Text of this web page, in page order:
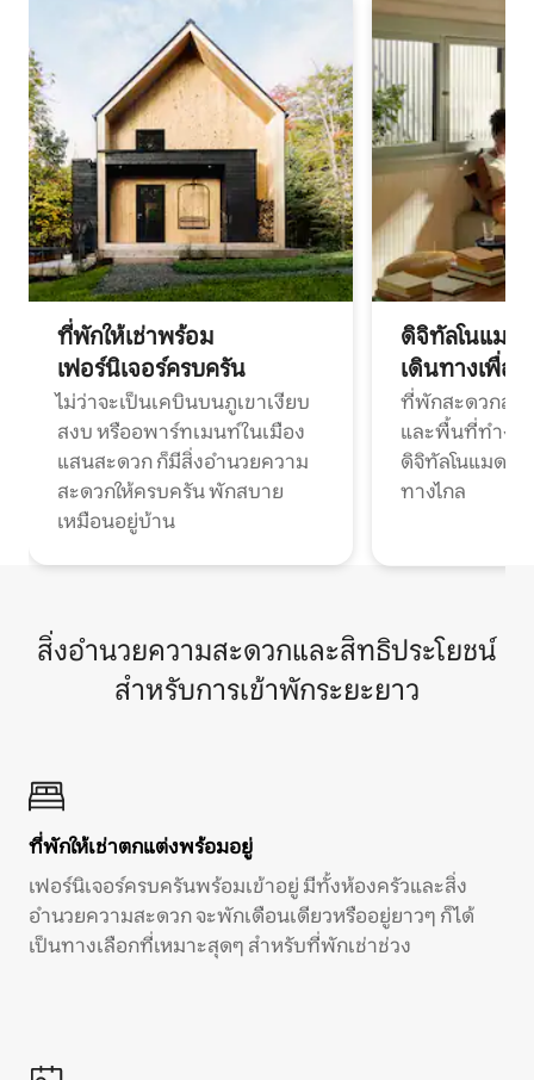
ที่พักให้เช่าพร้อม
เฟอร์นิเจอร์ครบครัน
ไม่ว่าจะเป็นเคบินบนภูเขาเงียบ
สงบ หรืออพาร์ทเมนท์ในเมือง
แสนสะดวก ก็มีสิ่งอำนวยความ
สะดวกให้ครบครัน พักสบาย
เหมือนอยู่บ้าน
ดิจิทัลโนแมด
เดินทางเพื่อ
ที่พักสะดวกสบ
และพื้นที่ทำงา
ดิจิทัลโนแมดแ
ทางไกล
สิ่งอำนวยความสะดวกและสิทธิประโยชน์
สำหรับการเข้าพักระยะยาว
ที่พักให้เช่าตกแต่งพร้อมอยู่
เฟอร์นิเจอร์ครบครันพร้อมเข้าอยู่ มีทั้งห้องครัวและสิ่ง
อำนวยความสะดวก จะพักเดือนเดียวหรืออยู่ยาวๆ ก็ได้
เป็นทางเลือกที่เหมาะสุดๆ สำหรับที่พักเช่าช่วง